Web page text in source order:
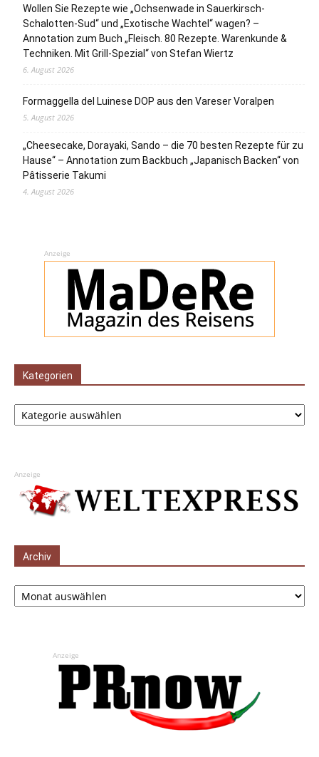
Wollen Sie Rezepte wie „Ochsenwade in Sauerkirsch-
Schalotten-Sud“ und „Exotische Wachtel“ wagen? –
Annotation zum Buch „Fleisch. 80 Rezepte. Warenkunde &
Techniken. Mit Grill-Spezial“ von Stefan Wiertz
6. August 2026
Formaggella del Luinese DOP aus den Vareser Voralpen
5. August 2026
„Cheesecake, Dorayaki, Sando – die 70 besten Rezepte für zu
Hause“ – Annotation zum Backbuch „Japanisch Backen“ von
Pâtisserie Takumi
4. August 2026
Anzeige
Kategorien
Kategorien
Anzeige
Archiv
Archiv
Anzeige